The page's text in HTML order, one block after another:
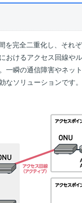
完全二重化し、それ
おけるアクセス回線や
一瞬の通信障害やネッ
なソリューションです。